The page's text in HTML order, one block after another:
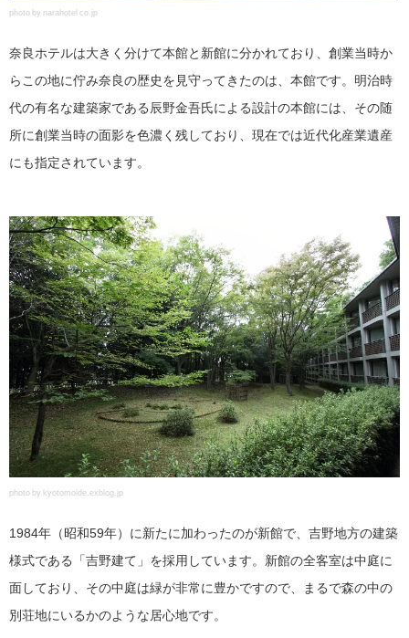
photo by narahotel co.jp
奈良ホテルは大きく分けて本館と新館に分かれており、創業当時か
らこの地に佇み奈良の歴史を見守ってきたのは、本館です。明治時
代の有名な建築家である辰野金吾氏による設計の本館には、その随
所に創業当時の面影を色濃く残しており、現在では近代化産業遺産
にも指定されています。
photo by kyotomoide.exblog.jp
1984年（昭和59年）に新たに加わったのが新館で、吉野地方の建築
様式である「吉野建て」を採用しています。新館の全客室は中庭に
面しており、その中庭は緑が非常に豊かですので、まるで森の中の
別荘地にいるかのような居心地です。